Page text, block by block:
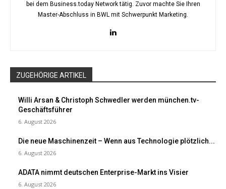
bei dem Business.today Network tätig. Zuvor machte Sie Ihren
Master-Abschluss in BWL mit Schwerpunkt Marketing.
ZUGEHÖRIGE ARTIKEL
Willi Arsan & Christoph Schwedler werden münchen.tv-
Geschäftsführer
6. August 2026
Die neue Maschinenzeit – Wenn aus Technologie plötzlich...
6. August 2026
ADATA nimmt deutschen Enterprise-Markt ins Visier
6. August 2026